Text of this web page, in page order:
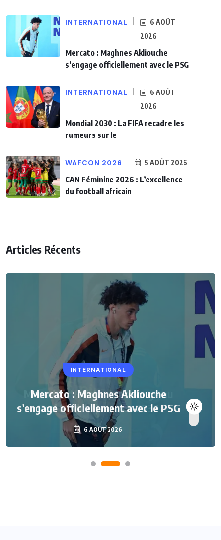
INTERNATIONAL
6 AOÛT
2026
Mercato : Maghnes Akliouche
s’engage officiellement avec le PSG
INTERNATIONAL
6 AOÛT
2026
Mondial 2030 : La FIFA recadre les
rumeurs sur le
WAFCON 2026 5 AOÛT 2026
CAN Féminine 2026 : L’excellence
du football africain
Articles Récents
INTERNATIONAL
Mercato : Maghnes Akliouche
s’engage officiellement avec le PSG
6 AOÛT 2026